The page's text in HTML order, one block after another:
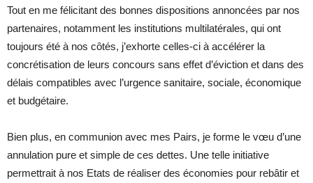
Tout en me félicitant des bonnes dispositions annoncées par nos
partenaires, notamment les institutions multilatérales, qui ont
toujours été à nos côtés, j’exhorte celles-ci à accélérer la
concrétisation de leurs concours sans effet d’éviction et dans des
délais compatibles avec l’urgence sanitaire, sociale, économique
et budgétaire.
Bien plus, en communion avec mes Pairs, je forme le vœu d’une
annulation pure et simple de ces dettes. Une telle initiative
permettrait à nos Etats de réaliser des économies pour rebâtir et